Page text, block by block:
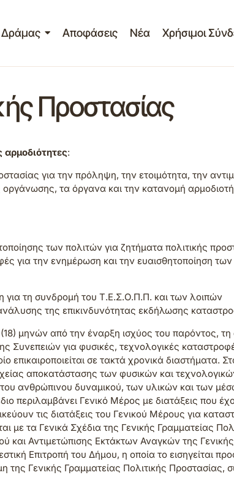
Αποφάσεις Νέα Χρήσιμοι
Προστασίας
αρμοδιότητες:
για την πρόληψη, την ετοιμότητα, την
τα όργανα και την κατανομή
των πολιτών για ζητήματα πολιτικής
για την ενημέρωση και την ευαισθητοποίηση
για τη συνδρομή του Τ.Ε.Σ.Ο.Π.Π. και των λοιπών
της επικινδυνότητας εκδήλωσης
μηνών από την έναρξη ισχύος του παρόντος,
Συνεπειών για φυσικές, τεχνολογικές
επικαιροποιείται σε τακτά χρονικά διαστήματα.
αποκατάστασης των φυσικών και
ανθρώπινου δυναμικού, των υλικών και των
περιλαμβάνει Γενικό Μέρος με διατάξεις που
τις διατάξεις του Γενικού Μέρους για
με τα Γενικά Σχέδια της Γενικής Γραμματείας
και Αντιμετώπισης Εκτάκτων Αναγκών της Γενικής
Επιτροπή του Δήμου, η οποία το εισηγείται
της Γενικής Γραμματείας Πολιτικής Προστασίας,